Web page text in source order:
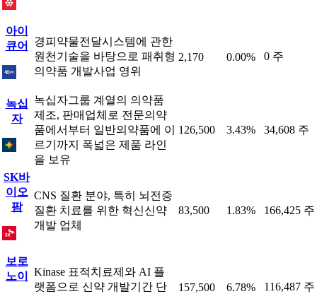
아이
큐어
경피약물전달시스템에 관한
원천기술을 바탕으로 패취형
의약품 개발사업 영위
2,170 0.00% 0 주
녹십
자
녹십자그룹 계열의 의약품
제조, 판매업체로 전문의약
품에서부터 일반의약품에 이
르기까지 폭넓은 제품 라인
을 보유
126,500 3.43% 34,608 주
SK바
이오
팜
CNS 질환 분야, 특히 뇌전증
질환 치료를 위한 혁신신약
개발 업체
83,500 1.83% 166,425 주
보로
노이
Kinase 표적치료제와 AI 플
랫폼으로 신약 개발기간 단
157,500 6.78% 116,487 주